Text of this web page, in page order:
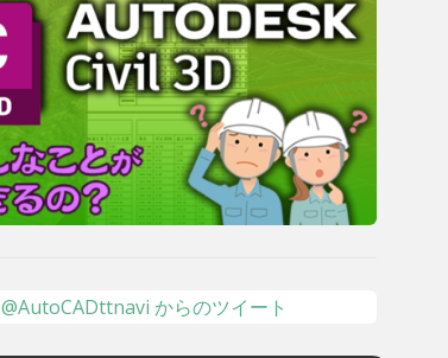
@AutoCADttnavi からのツイート